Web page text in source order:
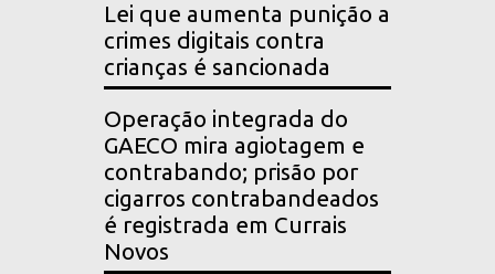
Lei que aumenta punição a
crimes digitais contra
crianças é sancionada
Operação integrada do
GAECO mira agiotagem e
contrabando; prisão por
cigarros contrabandeados
é registrada em Currais
Novos